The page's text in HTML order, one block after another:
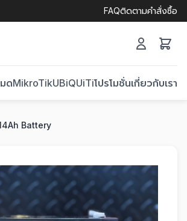
FAQติดตามคำสั่งซื้อ
ดMikroTikUBiQUiTiโปรโมชั่นเกี่ยวกับเรา
Battery